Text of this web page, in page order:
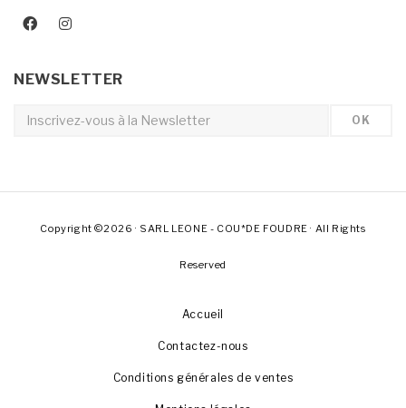
NEWSLETTER
Copyright ©2026 · SARL LEONE - COU*DE FOUDRE · All Rights
Reserved
Accueil
Contactez-nous
Conditions générales de ventes